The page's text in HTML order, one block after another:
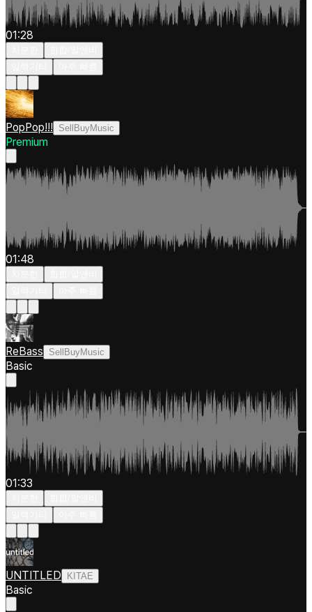
01:28
PopPop!!! SellBuyMusic
Premium
01:48
ReBass SellBuyMusic
Basic
01:33
UNTITLED KITAE
Basic